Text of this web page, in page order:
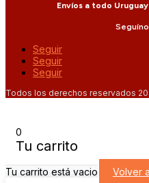
Envíos a todo
Seguir
Seguir
Seguir
Todos los derechos reservados
0
Tu carrito
Tu carrito está vacio Volver